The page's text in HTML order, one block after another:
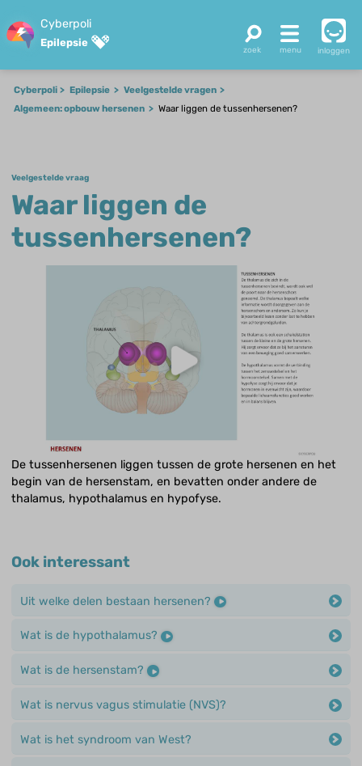
Cyberpoli
Epilepsie
inloggen
Cyberpoli Epilepsie
Veelgestelde vragen
Algemeen: opbouw hersenen
Waar liggen de tussenhersenen?
Veelgestelde vraag
Waar liggen de
tussenhersenen?
De tussenhersenen liggen tussen de grote hersenen en het
begin van de hersenstam, en bevatten onder andere de
thalamus, hypothalamus en hypofyse.
Ook interessant
Uit welke delen bestaan hersenen?
Wat is de hypothalamus?
Wat is de hersenstam?
Wat is nervus vagus stimulatie (NVS)?
Wat is het syndroom van West?